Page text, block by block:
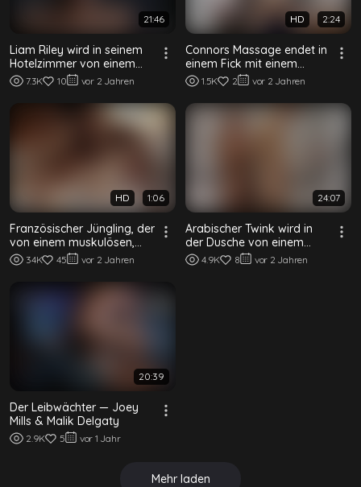
21:46
Liam Riley wird in seinem
Hotelzimmer von einem
muskulösen,
gutaussehenden Araber ...
7.3K 10 vor 2 Jahren
HD 2:24
Connors Massage endet in
einem Fick mit einem
muskulösen Hengst
1.5K 2 vor 2 Jahren
HD 1:06
Französischer Jüngling, der
von einem muskulösen,
gut gebauten Schwarzen
gefickt wird
34K 45 vor 2 Jahren
24:07
Arabischer Twink wird in
der Dusche von einem
muskulösen Daddy gefickt
4.9K 8 vor 2 Jahren
20:39
Der Leibwächter — Joey
Mills & Malik Delgaty
2.9K 5 vor 1 Jahr
Mehr laden